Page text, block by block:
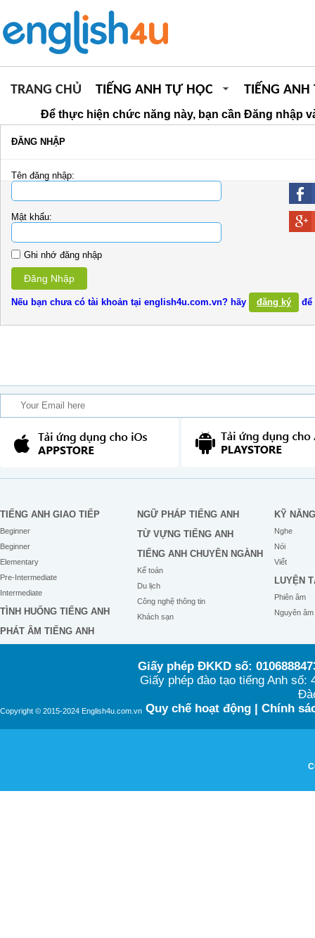
TRANG CHỦ TIẾNG ANH TỰ HỌC TIẾNG ANH
Để thực hiện chức năng này, bạn cần Đăng nhập
ĐĂNG NHẬP
Tên đăng nhập:
Mật khẩu:
Ghi nhớ đăng nhập
Đăng Nhập
Nếu bạn chưa có tài khoản tại english4u.com.vn? hãy đăng ký để
TIẾNG ANH GIAO TIẾP
Beginner
Beginner
Elementary
Pre-Intermediate
Intermediate
TÌNH HUỐNG TIẾNG ANH
PHÁT ÂM TIẾNG ANH
NGỮ PHÁP TIẾNG ANH
TỪ VỰNG TIẾNG ANH
TIẾNG ANH CHUYÊN NGÀNH
Kế toán
Du lịch
Công nghệ thông tin
Khách sạn
KỸ NĂNG
Nghe
Nói
Viết
LUYỆN
Phiên âm
Nguyên âm
Copyright © 2015-2024 English4u.com.vn
Giấy phép ĐKKD số:
Giấy phép đào tạo tiếng Anh
Quy chế hoạt động| Chính